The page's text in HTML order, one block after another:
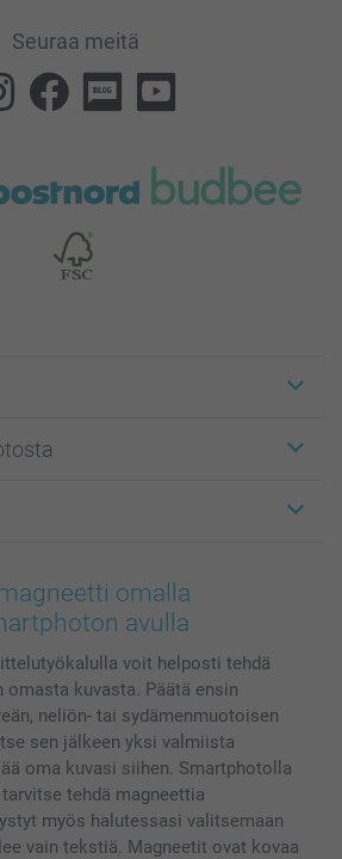
Seuraa meitä
Taskukirjat
Lisätarvikkeet
omalla
avulla
voit helposti tehdä
omasta kuvasta. Päätä ensin
neliön- tai sydämenmuotoisen
sen jälkeen yksi valmiista
oma kuvasi siihen. Smartphotolla
tehdä magneettia
myös halutessasi valitsemaan
vain tekstiä. Magneetit ovat kovaa